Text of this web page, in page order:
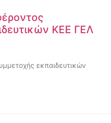
ΚΕΕ ΓΕΛ
εκπαιδευτικών